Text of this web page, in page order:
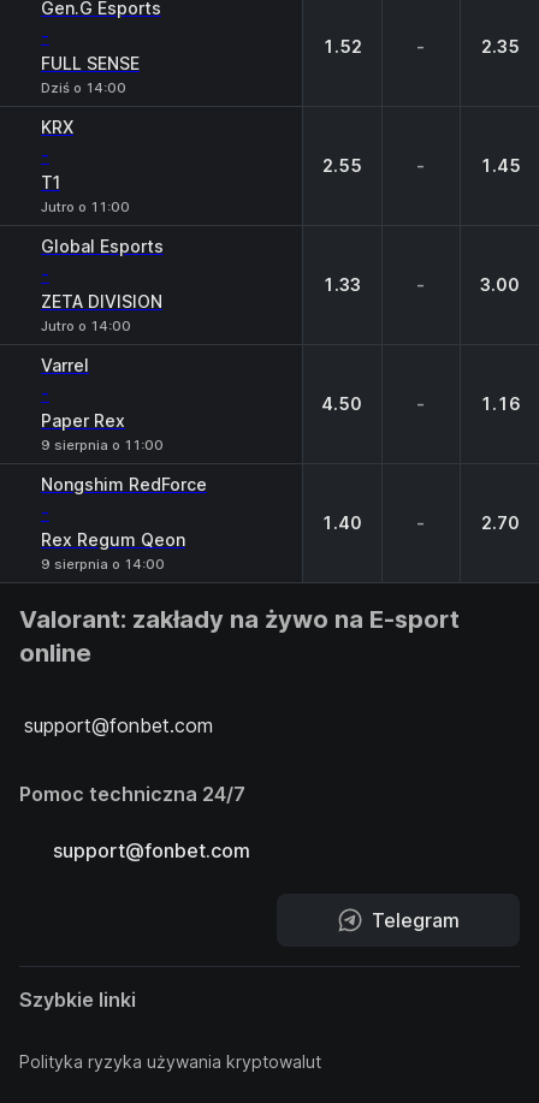
Gen.G Esports
-
FULL SENSE
Dziś o 14:00
1.52 - 2.35
KRX
-
T1
Jutro o 11:00
2.55 - 1.45
Global Esports
-
ZETA DIVISION
Jutro o 14:00
1.33 - 3.00
Varrel
-
Paper Rex
9 sierpnia o 11:00
4.50 - 1.16
Nongshim RedForce
-
Rex Regum Qeon
9 sierpnia o 14:00
1.40 - 2.70
Valorant: zakłady na żywo na E-sport
online
support@fonbet.com
Pomoc techniczna 24/7
support@fonbet.com
Telegram
Szybkie linki
Polityka ryzyka używania kryptowalut